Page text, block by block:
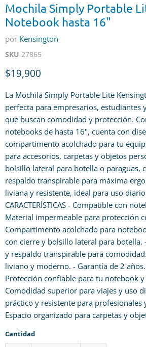
Mochila Simply Portable
Notebook hasta 16"
por Kensington
SKU 27865
Precio actual
$19,900
La Mochila Simply Portable Lite
perfecta para empresarios, estudiantes
que buscan comodidad y protección.
notebooks de hasta 16", cuenta con
compartimento acolchado para tu
para accesorios, carpetas y objetos
bolsillo lateral para botella o paraguas,
respaldo transpirable para máxima
liviana y resistente, ideal para uso
CARACTERÍSTICAS - Compatible con
Material impermeable para protección
Compartimento acolchado para
con cierre y bolsillo lateral para botella.
y respaldo transpirable para
liviano y moderno. - Garantía de 2 años.
Protección confiable para tu notebook y
Comodidad superior para viajes y uso
práctico y resistente para profesionales
Espacio organizado para carpetas y
Cantidad